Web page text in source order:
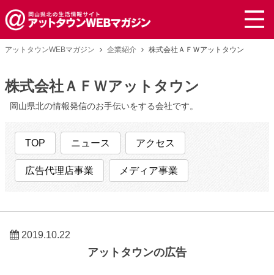
アットタウンWEBマガジン 企業紹介 株式会社ＡＦＷアットタウン
株式会社ＡＦＷアットタウン
岡山県北の情報発信のお手伝いをする会社です。
TOP ニュース アクセス
広告代理店事業 メディア事業
2019.10.22
アットタウンの広告